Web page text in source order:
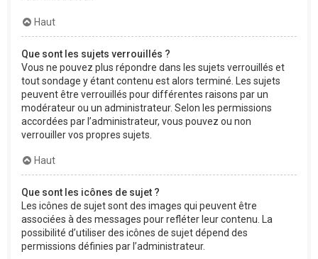
Haut
Que sont les sujets verrouillés ?
Vous ne pouvez plus répondre dans les sujets verrouillés et
tout sondage y étant contenu est alors terminé. Les sujets
peuvent être verrouillés pour différentes raisons par un
modérateur ou un administrateur. Selon les permissions
accordées par l’administrateur, vous pouvez ou non
verrouiller vos propres sujets.
Haut
Que sont les icônes de sujet ?
Les icônes de sujet sont des images qui peuvent être
associées à des messages pour refléter leur contenu. La
possibilité d’utiliser des icônes de sujet dépend des
permissions définies par l’administrateur.